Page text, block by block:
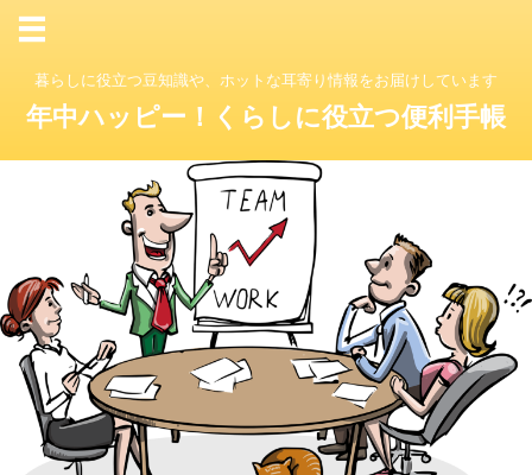
暮らしに役立つ豆知識や、ホットな耳寄り情報をお届けしています
年中ハッピー！くらしに役立つ便利手帳